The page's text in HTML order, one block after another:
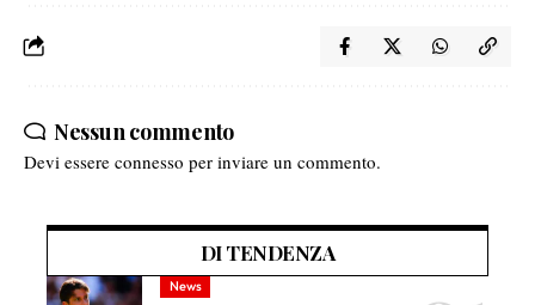
Nessun commento
Devi essere connesso per inviare un commento.
DI TENDENZA
News